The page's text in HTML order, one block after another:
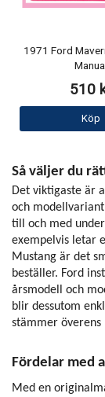
1971 Ford
510
Köp
Så väljer du
Det viktigaste är
och
till och med
exempelvis letar
Mustang är det
beställer. Ford
årsmodell och
blir dessutom
stämmer överens
Fördelar med
Med en